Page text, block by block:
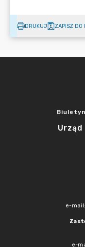
DRUKUJ ZAPISZ DO
Urząd
e-
e-